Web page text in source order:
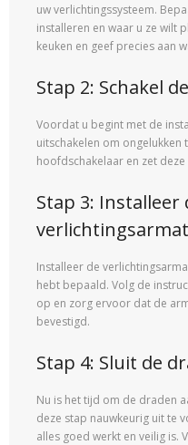
uw verlichtingssysteem.
installeren en waar u ze wilt
keuken en geef precies aan
Stap 2: Schakel
Voordat u begint met de
uitschakelen om
hoofdschakelaar en zet deze
Stap 3: Installeer
Installeer de
hebt bepaald. Volg de
op en zorg ervoor dat de
bevestigd.
Stap 4: Sluit de
Nu is het tijd om de draden
deze stap nauwkeurig uit te
alles goed werkt en veilig is.